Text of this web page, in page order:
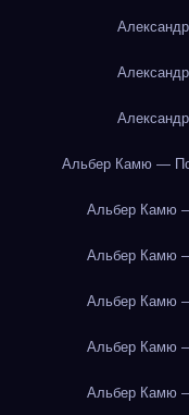
Альбер Камю —
Альбер Камю
Альбер Камю
Альбер Камю
Альбер Камю
Альбер Камю